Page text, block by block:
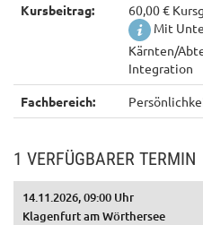
Kursbeitrag:
60,00 €
Mit
Kärnten/
Integration
Fachbereich:
1 VERFÜGBARER TERMIN
14.11.2026, 09:00 Uhr
Klagenfurt am Wörthersee